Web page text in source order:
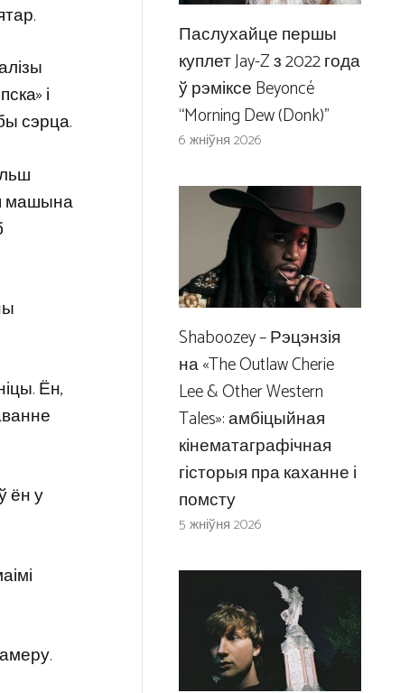
і
сэрца.
машына
Ён,
ён у
Паслухайце першы
куплет Jay-Z з 2022 года
ў рэміксе Beyoncé
“Morning Dew (Donk)”
6 жніўня 2026
Shaboozey – Рэцэнзія
на «The Outlaw Cherie
Lee & Other Western
Tales»: амбіцыйная
кінематаграфічная
гісторыя пра каханне і
помсту
5 жніўня 2026